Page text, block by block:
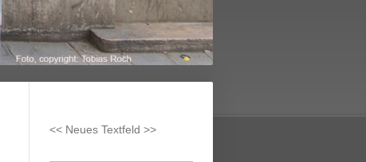
<< Neues Textfeld >>